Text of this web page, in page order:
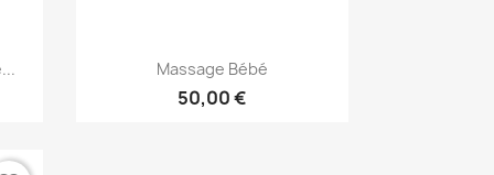
Aperçu rapide
Massage Bébé
50,00 €